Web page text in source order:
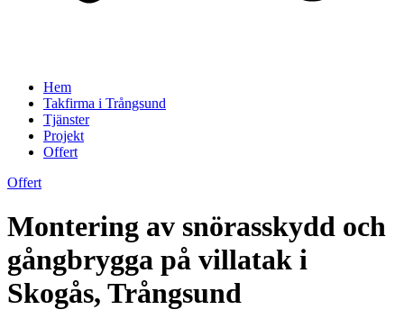
Hem
Takfirma i Trångsund
Tjänster
Projekt
Offert
Offert
Montering av snörasskydd och
gångbrygga på villatak i
Skogås, Trångsund